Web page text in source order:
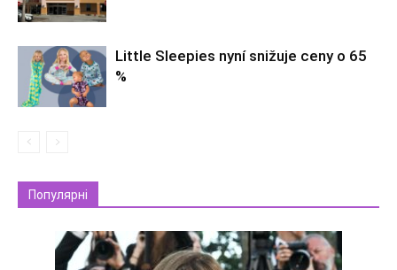
Little Sleepies nyní snižuje ceny o 65
%
Популярні